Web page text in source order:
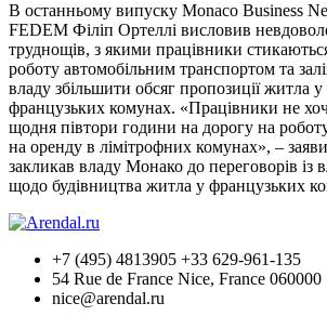
В останньому випуску Monaco Business
FEDEM Філіп Ортеллі висловив
труднощів, з якими працівники
роботу автомобільним транспортом та
владу збільшити обсяг пропозиції житла у
французьких комунах. «Працівники не
щодня півтори години на дорогу на
на оренду в лімітрофних комунах», –
закликав владу Монако до переговорів із
щодо будівництва житла у французьких
+7 (495) 4813905 +33 629-961-135
54 Rue de France Nice, France 060000
nice@arendal.ru